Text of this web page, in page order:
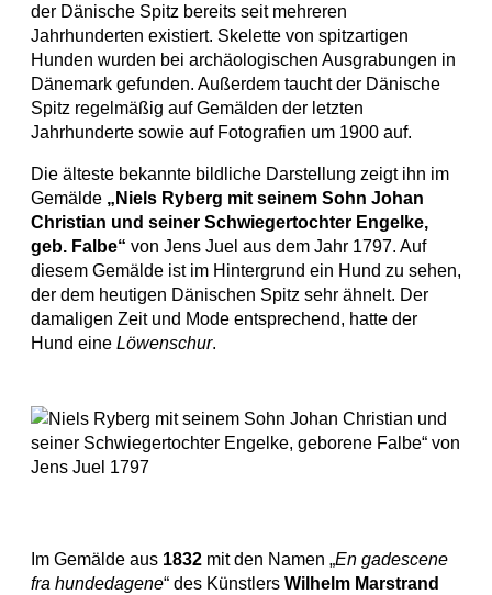
der Dänische Spitz bereits seit mehreren
Jahrhunderten existiert. Skelette von spitzartigen
Hunden wurden bei archäologischen Ausgrabungen in
Dänemark gefunden. Außerdem taucht der Dänische
Spitz regelmäßig auf Gemälden der letzten
Jahrhunderte sowie auf Fotografien um 1900 auf.
Die älteste bekannte bildliche Darstellung zeigt ihn im
Gemälde „Niels Ryberg mit seinem Sohn Johan
Christian und seiner Schwiegertochter Engelke,
geb. Falbe“ von Jens Juel aus dem Jahr 1797. Auf
diesem Gemälde ist im Hintergrund ein Hund zu sehen,
der dem heutigen Dänischen Spitz sehr ähnelt. Der
damaligen Zeit und Mode entsprechend, hatte der
Hund eine Löwenschur.
Im Gemälde aus 1832 mit den Namen „En gadescene
fra hundedagene“ des Künstlers Wilhelm Marstrand